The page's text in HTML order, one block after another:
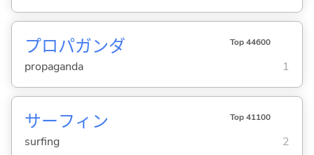
プロパガンダ Top 44600
propaganda 1
サーフィン Top 41100
surfing 2